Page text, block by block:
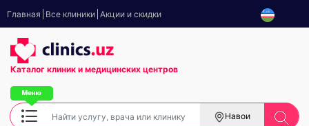
Главная Все клиники Акции и скидки
Каталог клиник и медицинских центров
Навои